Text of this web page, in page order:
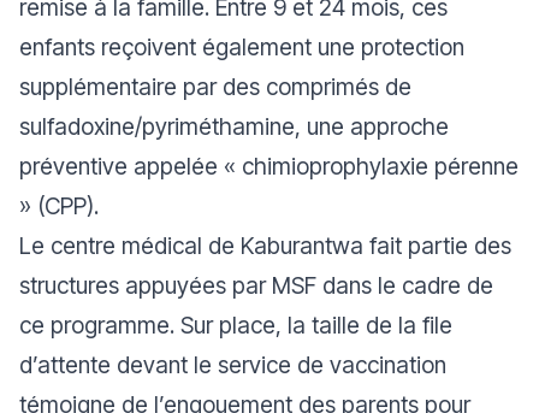
remise à la famille. Entre 9 et 24 mois, ces
enfants reçoivent également une protection
supplémentaire par des comprimés de
sulfadoxine/pyriméthamine, une approche
préventive appelée « chimioprophylaxie pérenne
» (CPP).
Le centre médical de Kaburantwa fait partie des
structures appuyées par MSF dans le cadre de
ce programme. Sur place, la taille de la file
d’attente devant le service de vaccination
témoigne de l’engouement des parents pour